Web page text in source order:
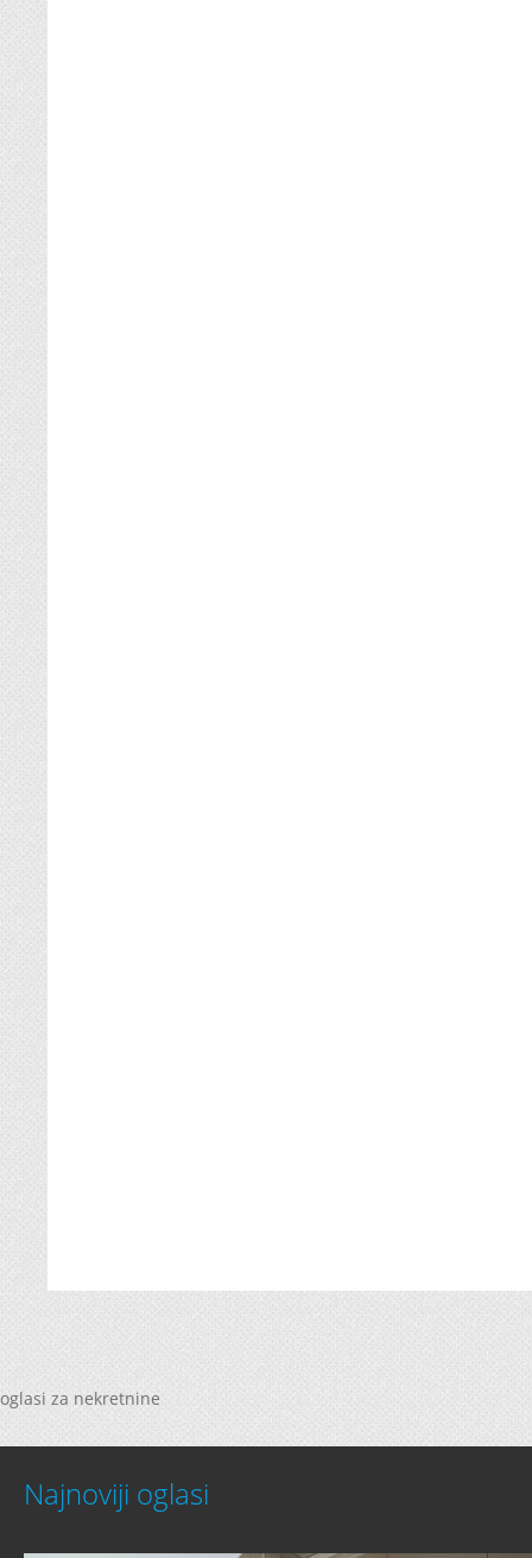
oglasi za nekretnine
Najnoviji oglasi